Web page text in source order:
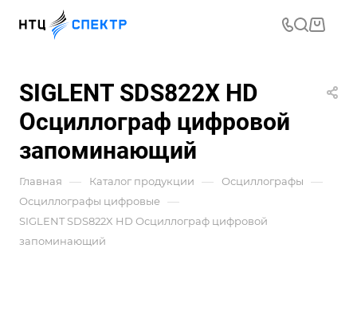
SIGLENT SDS822X HD
Осциллограф цифровой
запоминающий
Главная — Каталог продукции — Осциллографы —
Осциллографы цифровые —
SIGLENT SDS822X HD Осциллограф цифровой
запоминающий